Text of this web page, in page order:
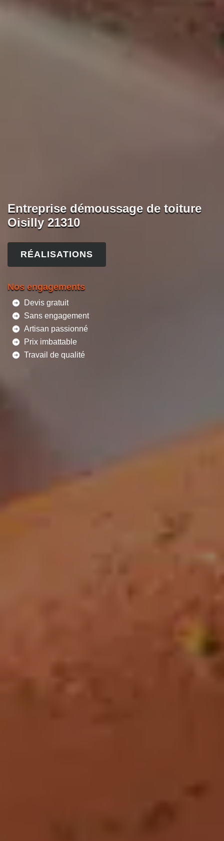
Entreprise démoussage de toiture
Oisilly 21310
RÉALISATIONS
Nos engagements
Devis gratuit
Sans engagement
Artisan passionné
Prix imbattable
Travail de qualité